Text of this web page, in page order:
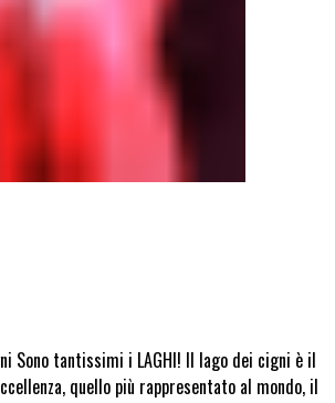
Sono tantissimi i LAGHI! Il lago dei cigni è il
quello più rappresentato al mondo, il